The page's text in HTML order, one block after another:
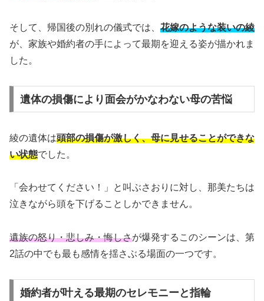
そして、帰国後の別れの儀式では、 花嫁のような装いの綾
が、家族や婚約者の手によって最期を迎える姿が描かれま
した。
遺体の損傷により面会がかなわない母の苦悩
綾の遺体は頭部の損傷が激しく、母に見せることができな
い状態でした。
「会わせてください！」と叫ぶさおりに対し、那美たちは
泣きながら頭を下げることしかできません。
遺族の怒り・悲しみ・悔しさが爆発するこのシーンは、第
2話の中でも最も感情を揺さぶる場面の一つです。
婚約者が叶える最期のセレモニーと指輪